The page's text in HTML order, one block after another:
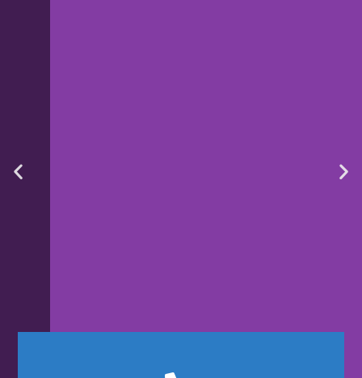
véhicules de secours par une seule personne. Il est
livré avec un matelas